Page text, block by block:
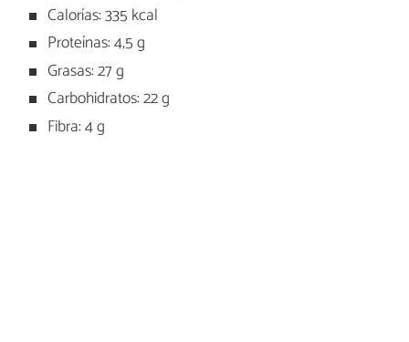
Calorías: 335 kcal
Proteínas: 4,5 g
Grasas: 27 g
Carbohidratos: 22 g
Fibra: 4 g